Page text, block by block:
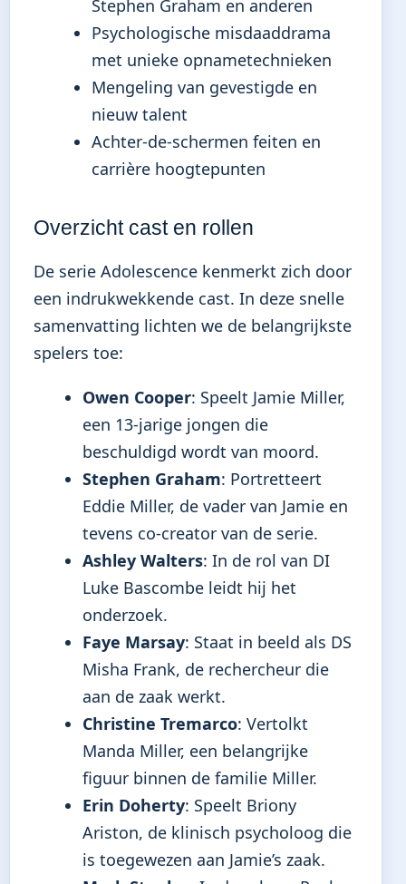
Stephen Graham en anderen
Psychologische misdaaddrama
met unieke opnametechnieken
Mengeling van gevestigde en
nieuw talent
Achter-de-schermen feiten en
carrière hoogtepunten
Overzicht cast en rollen
De serie Adolescence kenmerkt zich door
een indrukwekkende cast. In deze snelle
samenvatting lichten we de belangrijkste
spelers toe:
Owen Cooper: Speelt Jamie Miller,
een 13-jarige jongen die
beschuldigd wordt van moord.
Stephen Graham: Portretteert
Eddie Miller, de vader van Jamie en
tevens co-creator van de serie.
Ashley Walters: In de rol van DI
Luke Bascombe leidt hij het
onderzoek.
Faye Marsay: Staat in beeld als DS
Misha Frank, de rechercheur die
aan de zaak werkt.
Christine Tremarco: Vertolkt
Manda Miller, een belangrijke
figuur binnen de familie Miller.
Erin Doherty: Speelt Briony
Ariston, de klinisch psycholoog die
is toegewezen aan Jamie’s zaak.